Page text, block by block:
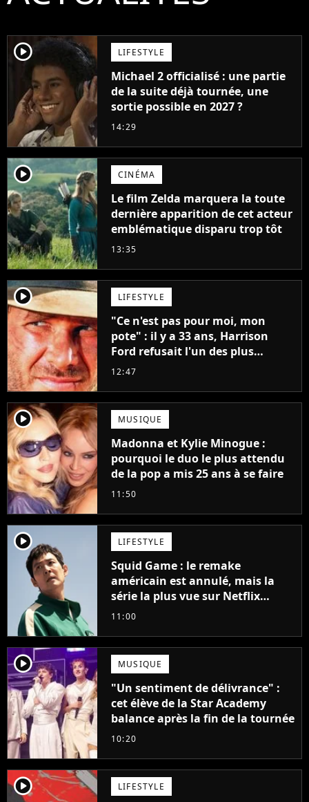
player2 LIFESTYLE
Michael 2 officialisé : une partie
de la suite déjà tournée, une
sortie possible en 2027 ?
14:29
player2 CINÉMA
Le film Zelda marquera la toute
dernière apparition de cet acteur
emblématique disparu trop tôt
13:35
player2 LIFESTYLE
"Ce n'est pas pour moi, mon
pote" : il y a 33 ans, Harrison
Ford refusait l'un des plus
grands succès de tous les temps
12:47
player2 MUSIQUE
Madonna et Kylie Minogue :
pourquoi le duo le plus attendu
de la pop a mis 25 ans à se faire
11:50
player2 LIFESTYLE
Squid Game : le remake
américain est annulé, mais la
série la plus vue sur Netflix
pourrait avoir une version
11:00
player2 MUSIQUE
"Un sentiment de délivrance" :
cet élève de la Star Academy
balance après la fin de la tournée
10:20
player2 LIFESTYLE